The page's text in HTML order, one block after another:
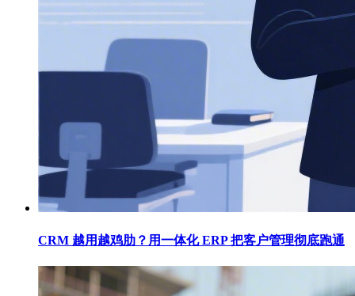
CRM 越用越鸡肋？用一体化 ERP 把客户管理彻底跑通